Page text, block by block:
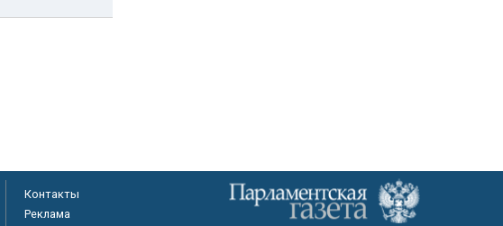
Контакты
Реклама